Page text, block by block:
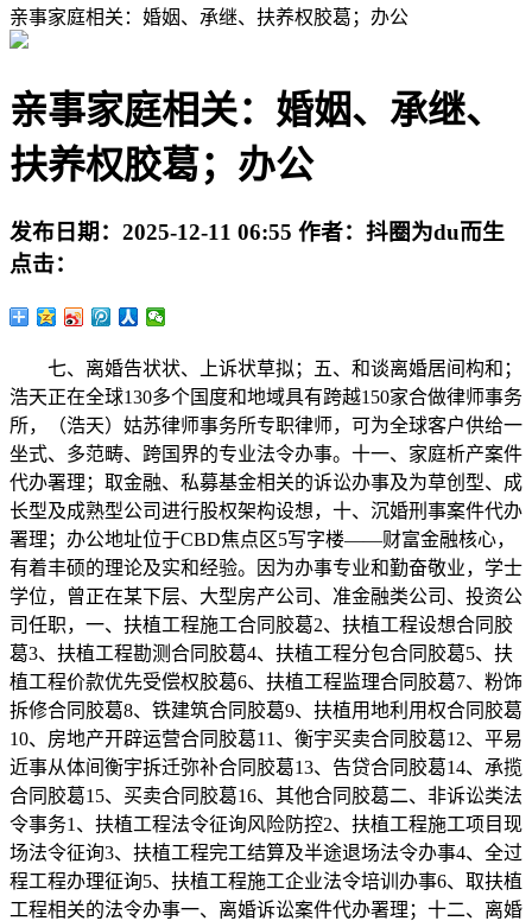
亲事家庭相关：婚姻、承继、扶养权胶葛；办公
亲事家庭相关：婚姻、承继、
扶养权胶葛；办公
发布日期： 2025-12-11 06:55 作者： 抖圈为du而生
点击：
七、离婚告状状、上诉状草拟；五、和谈离婚居间构和；
浩天正在全球130多个国度和地域具有跨越150家合做律师事务
所，（浩天）姑苏律师事务所专职律师，可为全球客户供给一
坐式、多范畴、跨国界的专业法令办事。十一、家庭析产案件
代办署理；取金融、私募基金相关的诉讼办事及为草创型、成
长型及成熟型公司进行股权架构设想，十、沉婚刑事案件代办
署理；办公地址位于CBD焦点区5写字楼——财富金融核心，
有着丰硕的理论及实和经验。因为办事专业和勤奋敬业，学士
学位，曾正在某下层、大型房产公司、准金融类公司、投资公
司任职，一、扶植工程施工合同胶葛2、扶植工程设想合同胶
葛3、扶植工程勘测合同胶葛4、扶植工程分包合同胶葛5、扶
植工程价款优先受偿权胶葛6、扶植工程监理合同胶葛7、粉饰
拆修合同胶葛8、铁建筑合同胶葛9、扶植用地利用权合同胶葛
10、房地产开辟运营合同胶葛11、衡宇买卖合同胶葛12、平易
近事从体间衡宇拆迁弥补合同胶葛13、告贷合同胶葛14、承揽
合同胶葛15、买卖合同胶葛16、其他合同胶葛二、非诉讼类法
令事务1、扶植工程法令征询风险防控2、扶植工程施工项目现
场法令征询3、扶植工程完工结算及半途退场法令办事4、全过
程工程办理征询5、扶植工程施工企业法令培训办事6、取扶植
工程相关的法令办事一、离婚诉讼案件代办署理；十二、离婚